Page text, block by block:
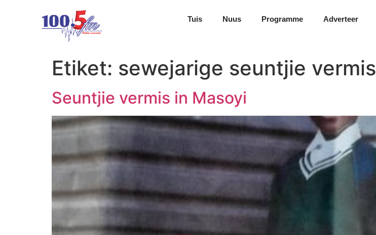
Tuis Nuus Programme Adverteer
Etiket: sewejarige seuntjie vermis
Seuntjie vermis in Masoyi